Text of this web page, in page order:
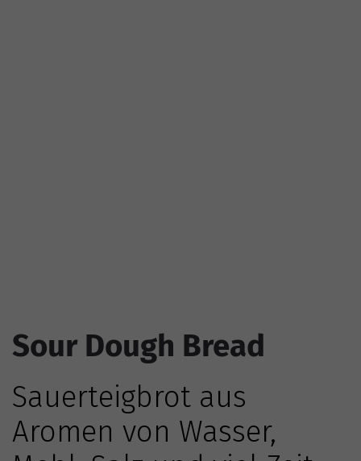
Sour Dough Bread
Sauerteigbrot aus
Aromen von Wasser,